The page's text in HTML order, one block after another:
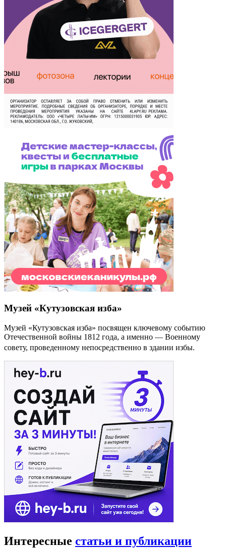
Музей «Кутузовская изба»
Музей «Кутузовская изба» посвящен ключевому событию
Отечественной войны 1812 года, а именно — Военному
совету, проведенному непосредственно в здании избы.
Интересные статьи и публикации